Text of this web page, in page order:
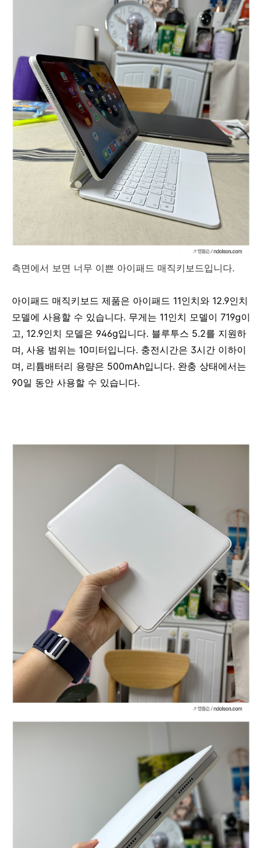
측면에서 보면 너무 이쁜 아이패드 매직키보드입니다.
아이패드 매직키보드 제품은 아이패드 11인치와 12.9인치
모델에 사용할 수 있습니다. 무게는 11인치 모델이 719g이
고, 12.9인치 모델은 946g입니다. 블루투스 5.2를 지원하
며, 사용 범위는 10미터입니다. 충전시간은 3시간 이하이
며, 리튬배터리 용량은 500mAh입니다. 완충 상태에서는
90일 동안 사용할 수 있습니다.